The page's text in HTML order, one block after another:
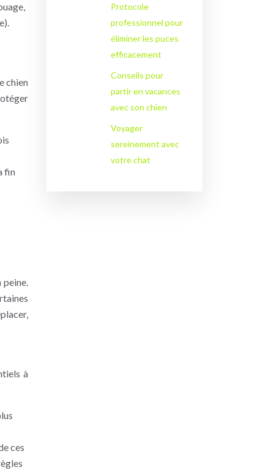
chien
fin
peine.
à
ces
Protocole
professionnel pour
éliminer les puces
efficacement
Conseils pour
partir en vacances
avec son chien
Voyager
sereinement avec
votre chat